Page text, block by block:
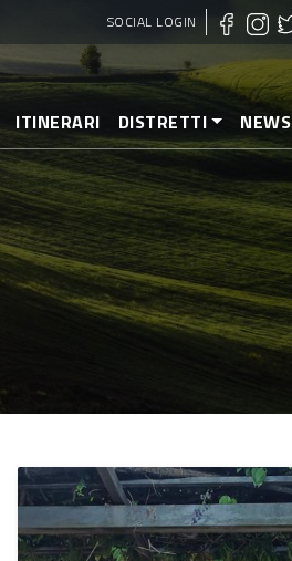
SOCIAL LOGIN
ITINERARI DISTRETTI NEWS